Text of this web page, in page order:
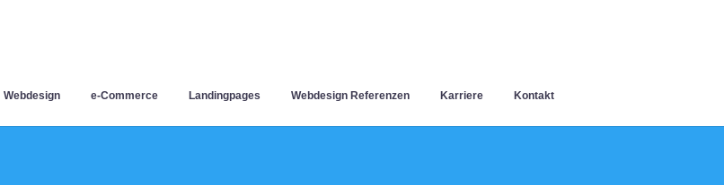
Webdesign e-Commerce Landingpages Webdesign Referenzen Karriere Kontakt